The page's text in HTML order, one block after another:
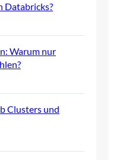
Databricks?
Warum nur
Clusters und